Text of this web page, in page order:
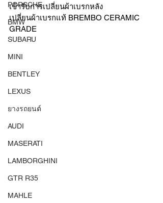
PORSCHE
BMW
SUBARU
MINI
BENTLEY
LEXUS
ยางรถยนต์
AUDI
MASERATI
LAMBORGHINI
GTR R35
MAHLE
เข้ารับการเปลี่ยนผ้าเบรกหลัง
เปลี่ยนผ้าเบรกแท้ BREMBO CERAMIC
GRADE